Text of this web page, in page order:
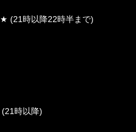
(21時以降22時半まで)
時以降)